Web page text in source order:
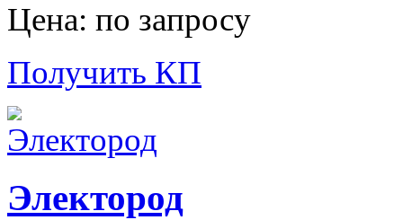
Цена: по запросу
Получить КП
Электород